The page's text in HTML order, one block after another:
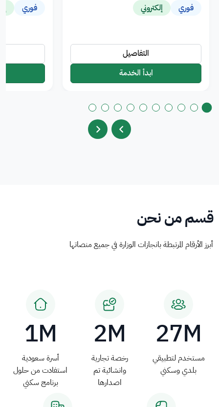
فوري إلكتروني
التفاصيل
ابدأ الخدمة
فوري
قسم من نحن
أبرز الأرقام المرتبطة بانجازات الوزارة في جميع منصاتها
27M
مستخدم لتطبيقي
بلدي وسكني
2M
رخصة تجارية
وانشائية تم
اصدارها
1M
أسرة سعودية
استفادت من حلول
برنامج سكني